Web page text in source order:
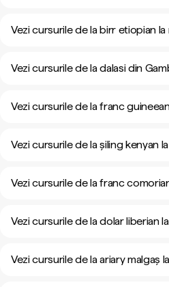
Vezi cursurile de la birr etiopian
Vezi cursurile de la dalasi din
Vezi cursurile de la franc
Vezi cursurile de la șiling kenyan
Vezi cursurile de la franc
Vezi cursurile de la dolar liberian
Vezi cursurile de la ariary malgaș